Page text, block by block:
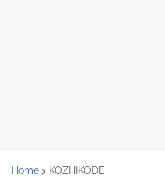
Home KOZHIKODE